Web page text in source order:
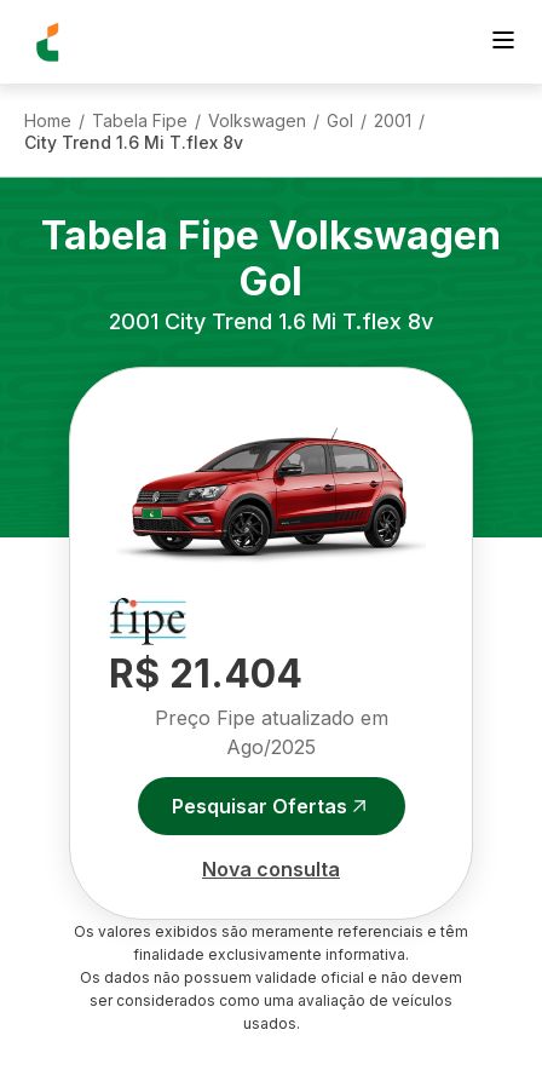
Home / Tabela Fipe / Volkswagen / Gol / 2001 /
City Trend 1.6 Mi T.flex 8v
Tabela Fipe Volkswagen
Gol
2001 City Trend 1.6 Mi T.flex 8v
R$ 21.404
Preço Fipe atualizado em
Ago/2025
Pesquisar Ofertas
Nova consulta
Os valores exibidos são meramente referenciais e têm
finalidade exclusivamente informativa.
Os dados não possuem validade oficial e não devem
ser considerados como uma avaliação de veículos
usados.